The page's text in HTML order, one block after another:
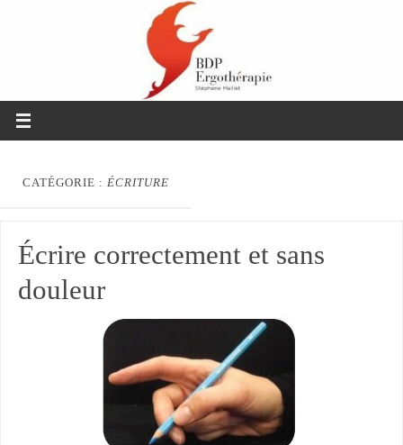
CATÉGORIE : ÉCRITURE
Écrire correctement et sans
douleur